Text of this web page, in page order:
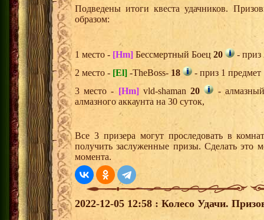
Подведены итоги квеста удачников.
образом:
1 место - [Hm] Бессмертный Боец 20
- приз
2 место - [El] -TheBoss- 18
- приз 1
3 место - [Hm]vld-shaman20
-
алмазного аккаунта на 30 суток,
Все 3 призера могут проследовать в
получить заслуженные призы. Сделать это
момента.
2022-12-05 12:58 : Колесо Удачи.